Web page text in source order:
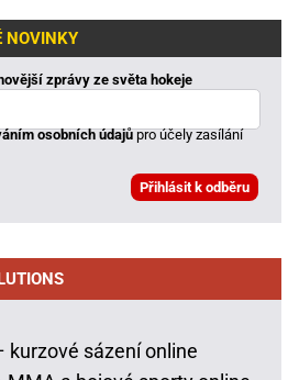
NOVINKY
zprávy ze světa hokeje
osobních údajůpro účely zasílání
kurzové sázení online